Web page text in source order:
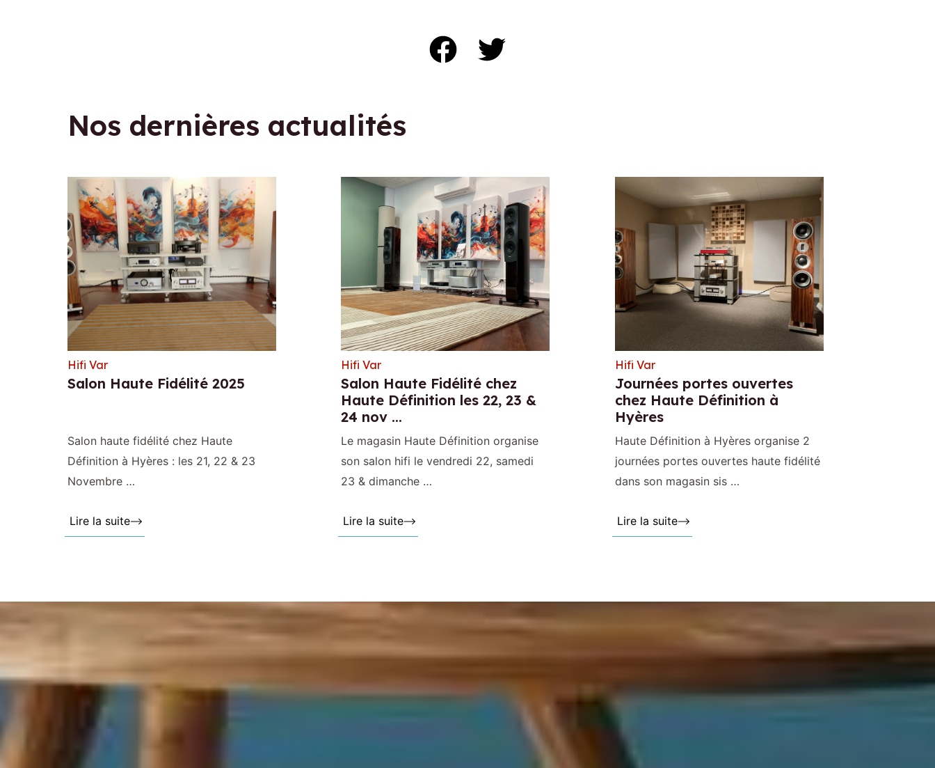
Nos dernières actualités
Hifi Var
Salon Haute Fidélité 2025
Salon haute fidélité chez Haute
Définition à Hyères : les 21, 22 & 23
Novembre …
Lire la suite »
Hifi Var
Salon Haute Fidélité chez
Haute Définition les 22, 23 &
24 nov ...
Le magasin Haute Définition organise
son salon hifi le vendredi 22, samedi
23 & dimanche …
Lire la suite »
Hifi Var
Journées portes ouvertes
chez Haute Définition à
Hyères
Haute Définition à Hyères organise 2
journées portes ouvertes haute fidélité
dans son magasin sis …
Lire la suite »